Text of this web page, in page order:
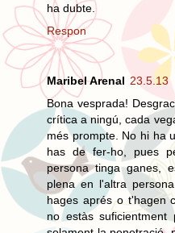
ha dubte.
Respon
Maribel Arenal 23.5.13
Bona vesprada!
crítica a ningú, cada
més prompte. No hi ha
has de fer-ho, pues
persona tinga ganes,
plena en l'altra
hages aprés o t'hagen
no estàs